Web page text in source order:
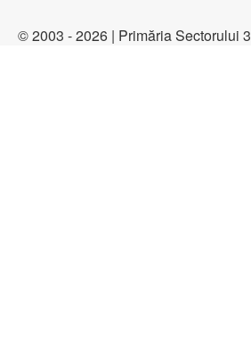
© 2003 - 2026 | Primăria Sectorului 3